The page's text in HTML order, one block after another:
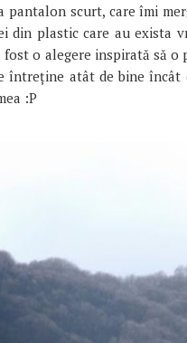
pantalon scurt, care îmi
din plastic care au exista
fost o alegere inspirată să o
întreține atât de bine
:P